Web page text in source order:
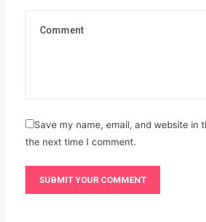
Save my name, email, and website in
the next time I comment.